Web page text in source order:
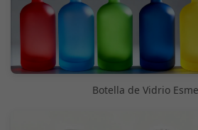
Botella de Vidrio